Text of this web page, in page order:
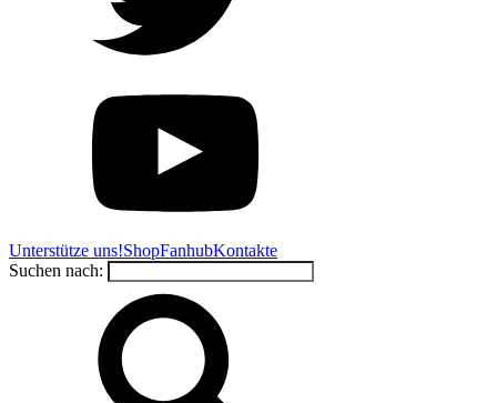
Unterstütze uns!ShopFanhubKontakte
Suchen nach: